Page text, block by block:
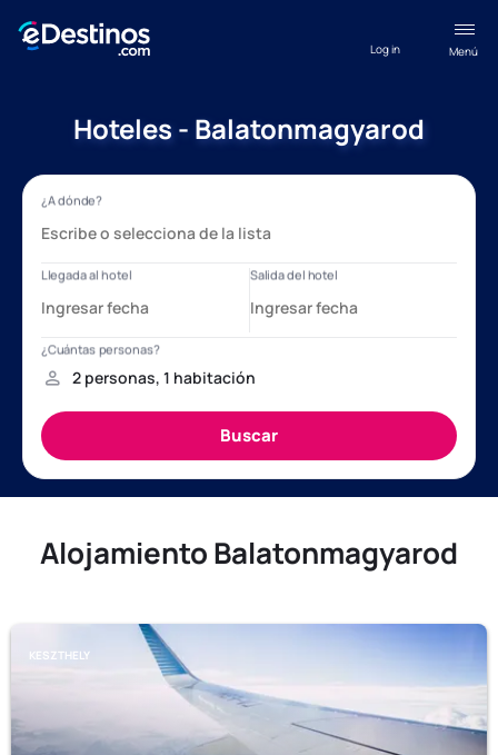
Menú
Log in
Hoteles - Balatonmagyarod
Alojamiento Balatonmagyarod
KESZTHELY